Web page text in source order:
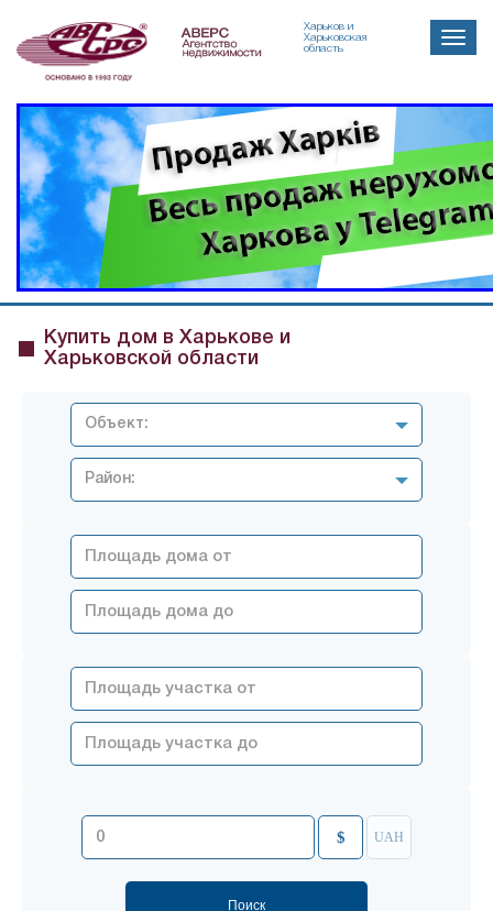
Харьков и
Харьковская
область
Toggle
Купить дом в Харькове и
Харьковской области
Объект:
Район:
$ UAH